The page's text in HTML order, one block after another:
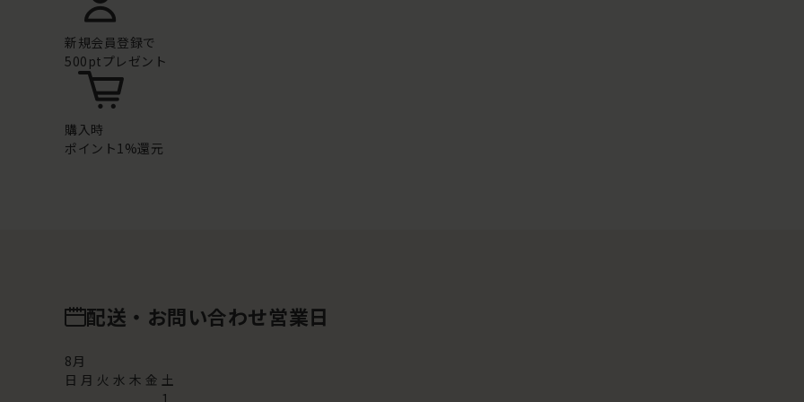
新規会員登録で
500ptプレゼント
購入時
ポイント1%還元
配送・お問い合わせ営業日
8月
日 月 火 水 木 金 土